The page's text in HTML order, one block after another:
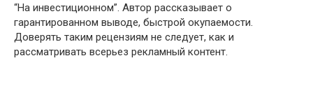
“На инвестиционном”. Автор рассказывает о
гарантированном выводе, быстрой окупаемости.
Доверять таким рецензиям не следует, как и
рассматривать всерьез рекламный контент.